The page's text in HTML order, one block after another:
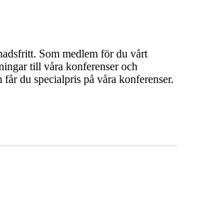
Som medlem för du vårt
till våra konferenser och
får du specialpris på våra konferenser.